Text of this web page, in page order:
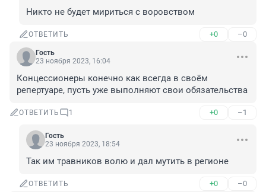
Никто не будет мириться с воровством
ОТВЕТИТЬ +0 –0
Гость
23 ноября 2023, 16:04
Концессионеры конечно как всегда в своём
репертуаре, пусть уже выполняют свои обязательства
ОТВЕТИТЬ 1 +0 –1
Гость
23 ноября 2023, 18:54
Так им травников волю и дал мутить в регионе
ОТВЕТИТЬ +0 –0